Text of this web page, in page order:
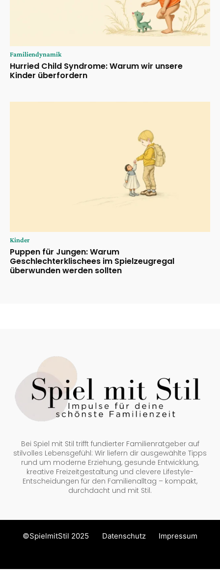
Familiendynamik
Hurried Child Syndrome: Warum wir unsere
Kinder überfordern
Kinder
Puppen für Jungen: Warum
Geschlechterklischees im Spielzeugregal
überwunden werden sollten
Bei Spiel mit Stil trifft fundierter Familienratgeber auf
stilvolles Lebensgefühl: Wir liefern dir ausgewählte Tipps
rund um moderne Erziehung, gesunde Entwicklung,
kreative Freizeitgestaltung und clevere Lifestyle-
Entscheidungen für den Familienalltag – kompakt,
durchdacht und mit Stil.
©SpielmitStil 2025 Datenschutz Impressum